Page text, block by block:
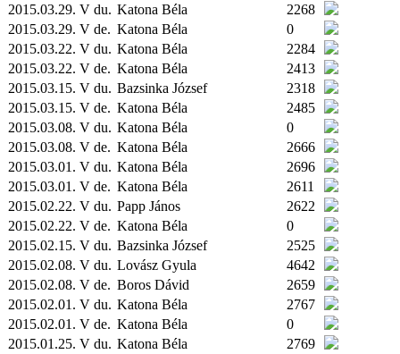
2015.03.29. V du. Katona Béla
2268
2015.03.29. V de. Katona Béla
0
2015.03.22. V du. Katona Béla
2284
2015.03.22. V de. Katona Béla
2413
2015.03.15. V du. Bazsinka József
2318
2015.03.15. V de. Katona Béla
2485
2015.03.08. V du. Katona Béla
0
2015.03.08. V de. Katona Béla
2666
2015.03.01. V du. Katona Béla
2696
2015.03.01. V de. Katona Béla
2611
2015.02.22. V du. Papp János
2622
2015.02.22. V de. Katona Béla
0
2015.02.15. V du. Bazsinka József
2525
2015.02.08. V du. Lovász Gyula
4642
2015.02.08. V de. Boros Dávid
2659
2015.02.01. V du. Katona Béla
2767
2015.02.01. V de. Katona Béla
0
2015.01.25. V du. Katona Béla
2769